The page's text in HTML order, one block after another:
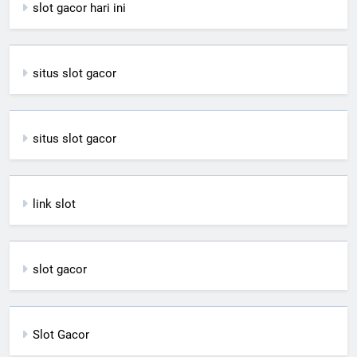
slot gacor hari ini
situs slot gacor
situs slot gacor
link slot
slot gacor
Slot Gacor